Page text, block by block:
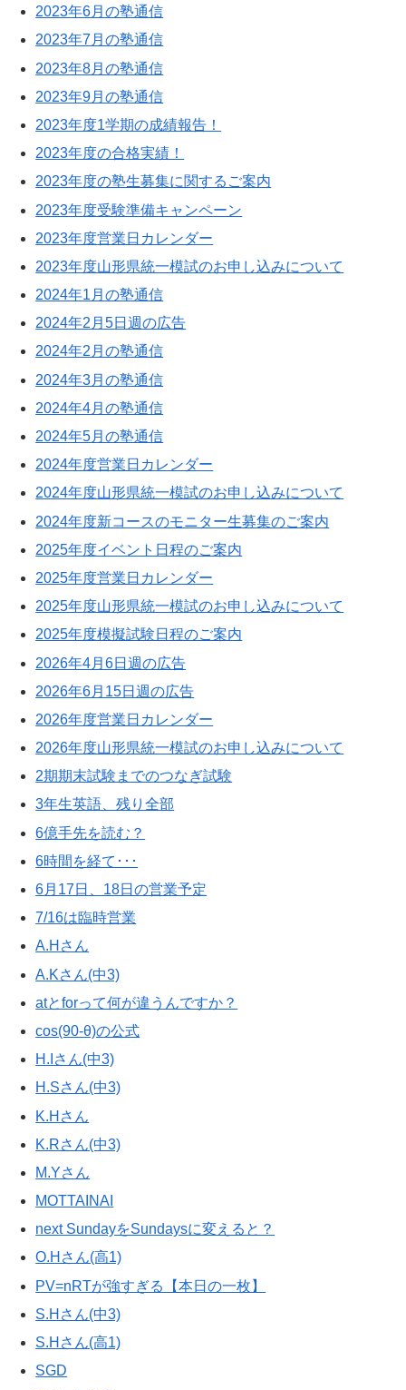
2023年6月の塾通信
2023年7月の塾通信
2023年8月の塾通信
2023年9月の塾通信
2023年度1学期の成績報告！
2023年度の合格実績！
2023年度の塾生募集に関するご案内
2023年度受験準備キャンペーン
2023年度営業日カレンダー
2023年度山形県統一模試のお申し込みについて
2024年1月の塾通信
2024年2月5日週の広告
2024年2月の塾通信
2024年3月の塾通信
2024年4月の塾通信
2024年5月の塾通信
2024年度営業日カレンダー
2024年度山形県統一模試のお申し込みについて
2024年度新コースのモニター生募集のご案内
2025年度イベント日程のご案内
2025年度営業日カレンダー
2025年度山形県統一模試のお申し込みについて
2025年度模擬試験日程のご案内
2026年4月6日週の広告
2026年6月15日週の広告
2026年度営業日カレンダー
2026年度山形県統一模試のお申し込みについて
2期期末試験までのつなぎ試験
3年生英語、残り全部
6億手先を読む？
6時間を経て･･･
6月17日、18日の営業予定
7/16は臨時営業
A.Hさん
A.Kさん(中3)
atとforって何が違うんですか？
cos(90-θ)の公式
H.Iさん(中3)
H.Sさん(中3)
K.Hさん
K.Rさん(中3)
M.Yさん
MOTTAINAI
next SundayをSundaysに変えると？
O.Hさん(高1)
PV=nRTが強すぎる【本日の一枚】
S.Hさん(中3)
S.Hさん(高1)
SGD